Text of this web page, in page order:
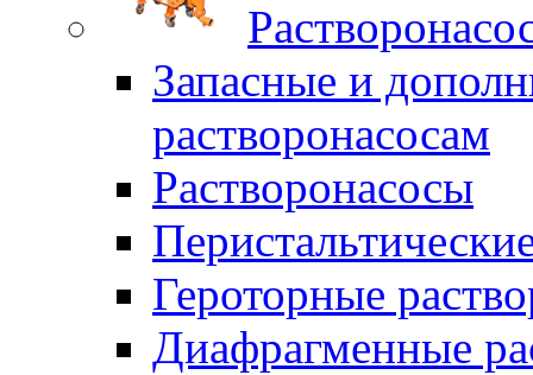
Запасные и
растворонасосам
Растворонасосы
Героторные
Диафрагменные